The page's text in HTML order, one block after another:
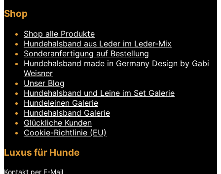
Shop
Shop alle Produkte
Hundehalsband aus Leder im Leder-Mix
Sonderanfertigung auf Bestellung
Hundehalsband made in Germany Design by Gabi
Weisner
Unser Blog
Hundehalsband und Leine im Set Galerie
Hundeleinen Galerie
Hundehalsband Galerie
Glückliche Kunden
Cookie-Richtlinie (EU)
Luxus für Hunde
Kontakt per E-Mail